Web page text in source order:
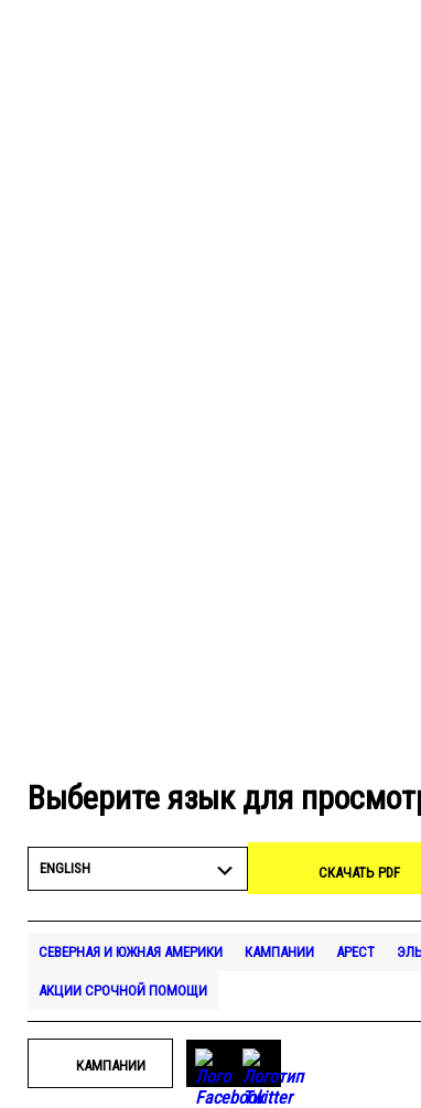
Выберите язык для
ENGLISH СКАЧАТЬ PDF
СЕВЕРНАЯ И ЮЖНАЯ АМЕРИКИ КАМПАНИИ АРЕСТ
АКЦИИ СРОЧНОЙ ПОМОЩИ
КАМПАНИИ